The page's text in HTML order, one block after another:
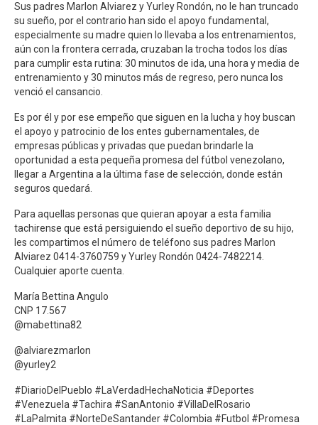
Sus padres Marlon Alviarez y Yurley Rondón, no le han truncado
su sueño, por el contrario han sido el apoyo fundamental,
especialmente su madre quien lo llevaba a los entrenamientos,
aún con la frontera cerrada, cruzaban la trocha todos los días
para cumplir esta rutina: 30 minutos de ida, una hora y media de
entrenamiento y 30 minutos más de regreso, pero nunca los
venció el cansancio.
Es por él y por ese empeño que siguen en la lucha y hoy buscan
el apoyo y patrocinio de los entes gubernamentales, de
empresas públicas y privadas que puedan brindarle la
oportunidad a esta pequeña promesa del fútbol venezolano,
llegar a Argentina a la última fase de selección, donde están
seguros quedará.
Para aquellas personas que quieran apoyar a esta familia
tachirense que está persiguiendo el sueño deportivo de su hijo,
les compartimos el número de teléfono sus padres Marlon
Alviarez 0414-3760759 y Yurley Rondón 0424-7482214.
Cualquier aporte cuenta.
María Bettina Angulo
CNP 17.567
@mabettina82
@alviarezmarlon
@yurley2
#DiarioDelPueblo #LaVerdadHechaNoticia #Deportes
#Venezuela #Tachira #SanAntonio #VillaDelRosario
#LaPalmita #NorteDeSantander #Colombia #Futbol #Promesa